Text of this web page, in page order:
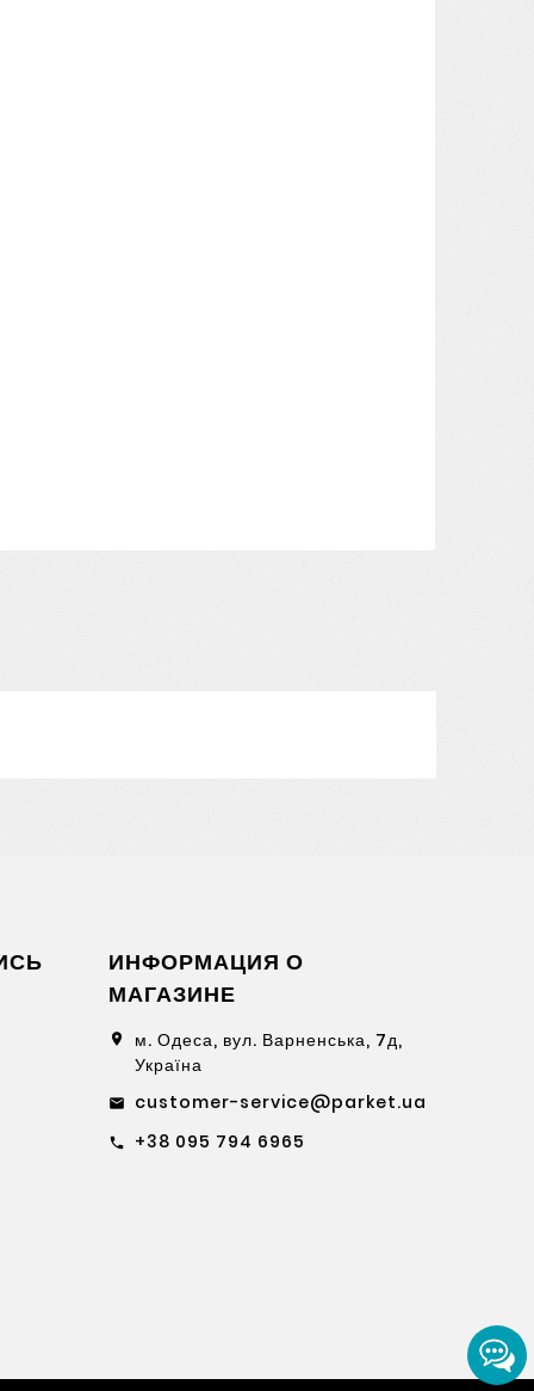
ИНФОРМАЦИЯ О
МАГАЗИНЕ
location_on
м. Одеса, вул. Варненська, 7д,
Україна
email customer-service@parket.ua
call +38 095 794 6965